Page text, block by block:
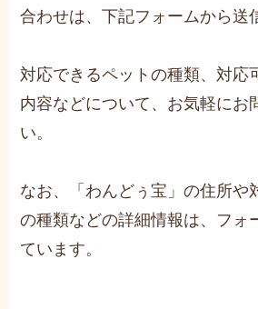
合わせは、下記フォームから送
対応できるペットの種類、対応
内容などについて、お気軽にお
い。
なお、「わんどぅ宝」の住所や
の種類などの詳細情報は、フォ
ています。